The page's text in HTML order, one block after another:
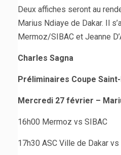
Deux affiches seront au
Marius Ndiaye de Dakar. Il
Mermoz/SIBAC et Jeanne
Charles Sagna
Préliminaires Coupe
Mercredi 27 février –
16h00 Mermoz vs SIBAC
17h30 ASC Ville de Dakar vs